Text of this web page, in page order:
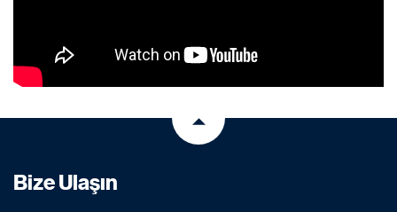
Bize Ulaşın